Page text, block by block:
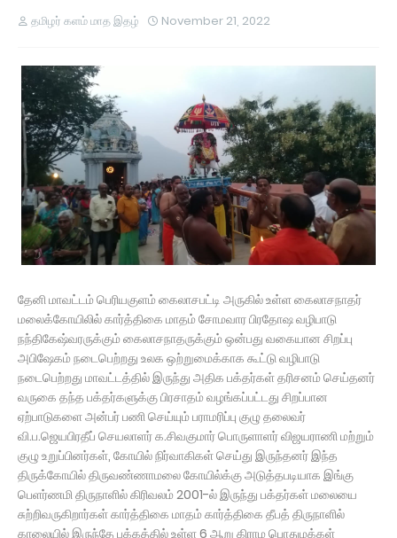
தமிழர் களம் மாத இதழ் November 21, 2022
தேனி மாவட்டம் பெரியகுளம் கைலாசபட்டி அருகில் உள்ள கைலாசநாதர்
மலைக்கோயிலில் கார்த்திகை மாதம் சோமவார பிரதோஷ வழிபாடு
நந்திகேஷ்வரருக்கும் கைலாசநாதருக்கும் ஒன்பது வகையான சிறப்பு
அபிஷேகம் நடைபெற்றது உலக ஒற்றுமைக்காக கூட்டு வழிபாடு
நடைபெற்றது மாவட்டத்தில் இருந்து அதிக பக்தர்கள் தரிசனம் செய்தனர்
வருகை தந்த பக்தர்களுக்கு பிரசாதம் வழங்கப்பட்டது சிறப்பான
ஏற்பாடுகளை அன்பர் பணி செய்யும் பராமரிப்பு குழு தலைவர்
வி.ப.ஜெயபிரதீப் செயலாளர் க.சிவகுமார் பொருளாளர் விஜயராணி மற்றும்
குழு உறுப்பினர்கள், கோயில் நிர்வாகிகள் செய்து இருந்தனர் இந்த
திருக்கோயில் திருவண்ணாமலை கோயில்க்கு அடுத்தபடியாக இங்கு
பெளர்ணமி திருநாளில் கிரிவலம் 2001-ல் இருந்து பக்தர்கள் மலையை
சுற்றிவருகிறார்கள் கார்த்திகை மாதம் கார்த்திகை தீபத் திருநாளில்
காலையில் இருந்தே பக்கத்தில் உள்ள 6 ஆறு கிராம பொதுமக்கள்